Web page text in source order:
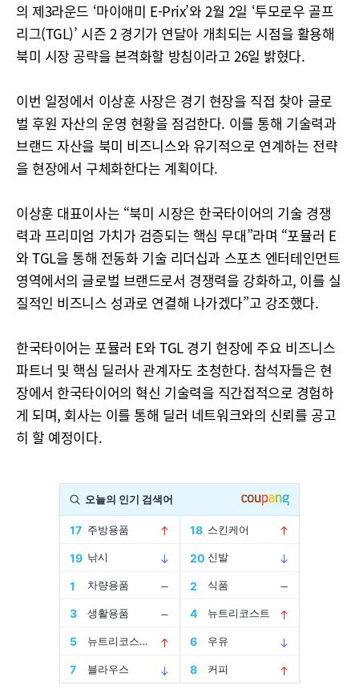
의 제3라운드 ‘마이애미 E-Prix’와 2월 2일 ‘투모로우 골프
리그(TGL)’ 시즌 2 경기가 연달아 개최되는 시점을 활용해
북미 시장 공략을 본격화할 방침이라고 26일 밝혔다.
이번 일정에서 이상훈 사장은 경기 현장을 직접 찾아 글로
벌 후원 자산의 운영 현황을 점검한다. 이를 통해 기술력과
브랜드 자산을 북미 비즈니스와 유기적으로 연계하는 전략
을 현장에서 구체화한다는 계획이다.
이상훈 대표이사는 “북미 시장은 한국타이어의 기술 경쟁
력과 프리미엄 가치가 검증되는 핵심 무대”라며 “포뮬러 E
와 TGL을 통해 전동화 기술 리더십과 스포츠 엔터테인먼트
영역에서의 글로벌 브랜드로서 경쟁력을 강화하고, 이를 실
질적인 비즈니스 성과로 연결해 나가겠다”고 강조했다.
한국타이어는 포뮬러 E와 TGL 경기 현장에 주요 비즈니스
파트너 및 핵심 딜러사 관계자도 초청한다. 참석자들은 현
장에서 한국타이어의 혁신 기술력을 직간접적으로 경험하
게 되며, 회사는 이를 통해 딜러 네트워크와의 신뢰를 공고
히 할 예정이다.